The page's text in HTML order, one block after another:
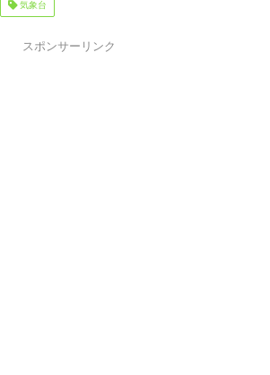
気象台
スポンサーリンク